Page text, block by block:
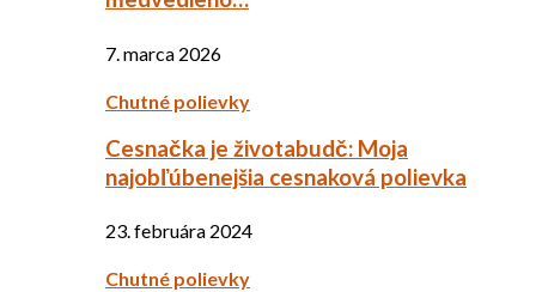
7. marca 2026
Chutné polievky
Cesnačka je životabudč: Moja
najobľúbenejšia cesnaková polievka
23. februára 2024
Chutné polievky